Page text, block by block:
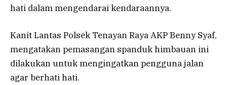
hati dalam mengendarai kendaraannya.
Kanit Lantas Polsek Tenayan Raya AKP Benny Syaf,
mengatakan pemasangan spanduk himbauan ini
dilakukan untuk mengingatkan pengguna jalan
agar berhati hati.